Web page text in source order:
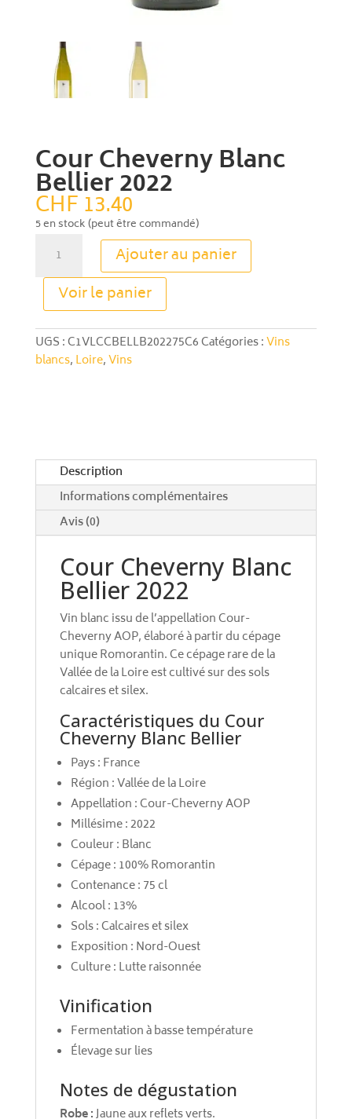
Cour Cheverny Blanc
Bellier 2022
CHF13.40
5 en stock (peut être commandé)
Cour
Cheverny
Blanc
Bellier
2022
Ajouter au panier
Voir le panier
l
e
:
UGS :C1VLCCBELLB202275C6Catégories :Vins
blancs, Loire,Vins
Description
Informations complémentaires
Avis (0)
Cour Cheverny Blanc
Bellier 2022
Vin blanc issu de l’appellation Cour-
Cheverny AOP, élaboré à partir du cépage
unique Romorantin. Ce cépage rare de la
Vallée de la Loire est cultivé sur des sols
calcaires et silex.
Caractéristiques du Cour
Cheverny Blanc Bellier
Pays : France
Région : Vallée de la Loire
Appellation : Cour-Cheverny AOP
Millésime : 2022
Couleur : Blanc
Cépage : 100% Romorantin
Contenance : 75 cl
Alcool : 13%
Sols : Calcaires et silex
Exposition : Nord-Ouest
Culture : Lutte raisonnée
Vinification
Fermentation à basse température
Élevage sur lies
Notes de dégustation
Robe :Jaune aux reflets verts.